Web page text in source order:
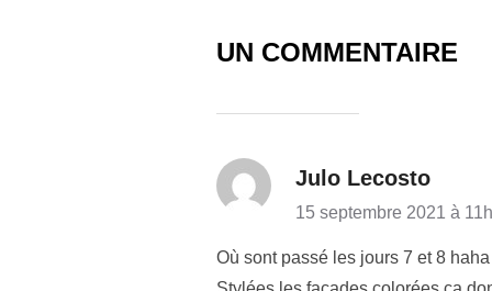
UN COMMENTAIRE
Julo Lecosto
15 septembre 2021 à
Où sont passé les jours 7 et 8